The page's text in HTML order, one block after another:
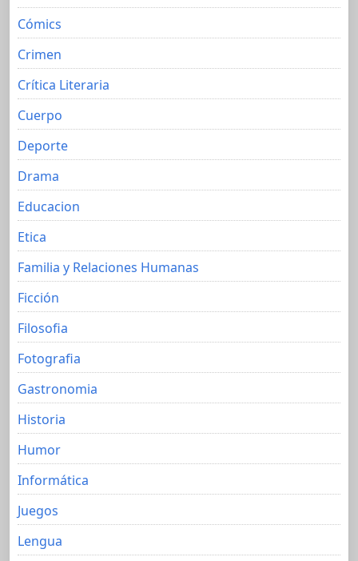
Cómics
Crimen
Crítica Literaria
Cuerpo
Deporte
Drama
Educacion
Etica
Familia y Relaciones Humanas
Ficción
Filosofia
Fotografia
Gastronomia
Historia
Humor
Informática
Juegos
Lengua